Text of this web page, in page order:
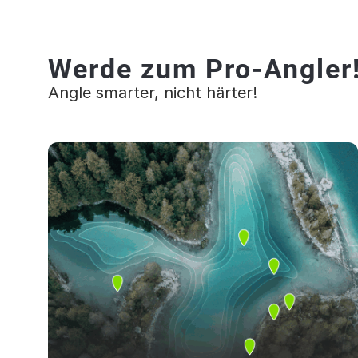
Werde zum Pro-
Angle smarter, nicht härter!